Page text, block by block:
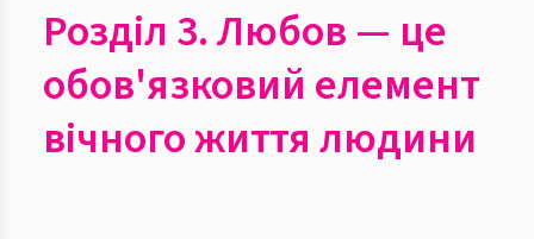
Розділ 3. Любов — це
обов'язковий елемент
вічного життя людини